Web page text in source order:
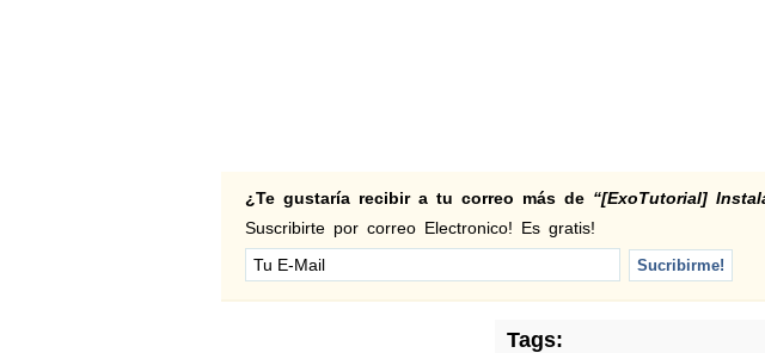
¿Te gustaría recibir a tu correo más de “[ExoTutorial]
Suscribirte por correo Electronico! Es gratis!
Tags: